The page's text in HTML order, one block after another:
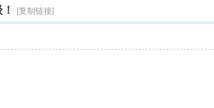
[复制链接]